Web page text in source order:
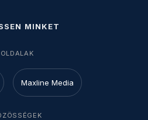
MINKET
OLDALAK
Maxline Media